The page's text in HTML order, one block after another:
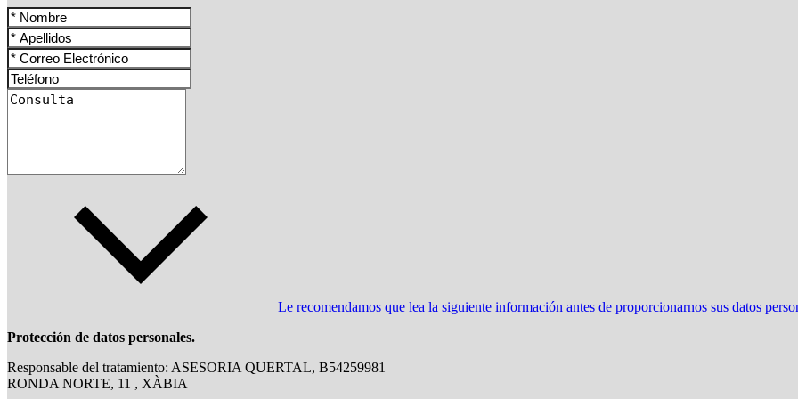
Le recomendamos que lea la siguiente información antes de proporcionarnos sus datos
Protección de datos personales.
Responsable del tratamiento: ASESORIA QUERTAL, B54259981
RONDA NORTE, 11 , XÀBIA